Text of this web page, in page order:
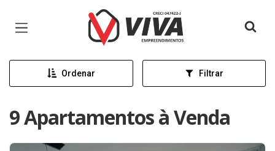
Página inicial
Ordenar Filtrar
9 Apartamentos à Venda